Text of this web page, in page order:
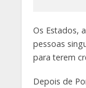
Os Estados,
pessoas
para terem
Depois de